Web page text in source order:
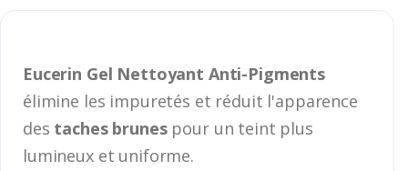
Eucerin Gel Nettoyant Anti-Pigments
élimine les impuretés et réduit l'apparence
des taches brunespour un teint plus
lumineux et uniforme.